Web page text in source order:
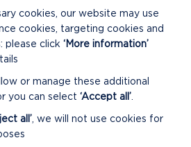
â’r Parc Cenedlaethol ac i
am COVID-19, ewch i
coronafeirws.
A CHYNGOR
cookies, our website may use
cookies, targeting cookies and
please click ‘More information’
or manage these additional
you can select ‘Accept all’
all’ , we will not use cookies for